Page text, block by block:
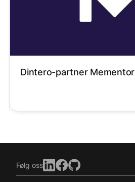
Dintero-partner Mementor
Følg oss